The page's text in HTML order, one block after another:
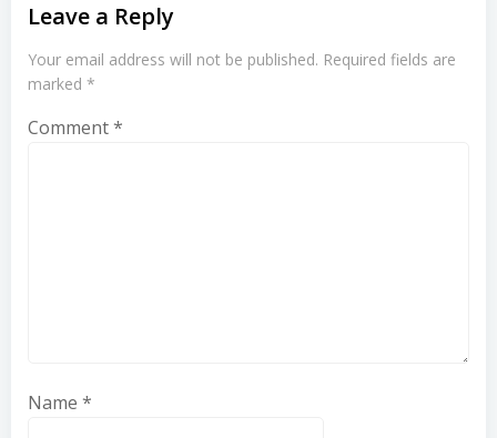
Leave a Reply
Your email address will not be published. Required fields are
marked *
Comment*
Name *